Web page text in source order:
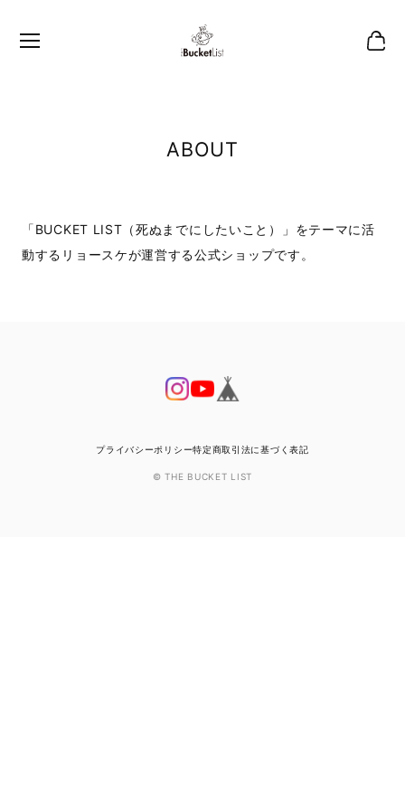
ABOUT
「BUCKET LIST（死ぬまでにしたいこと）」をテーマに活
動するリョースケが運営する公式ショップです。
プライバシーポリシー特定商取引法に基づく表記
© THE BUCKET LIST